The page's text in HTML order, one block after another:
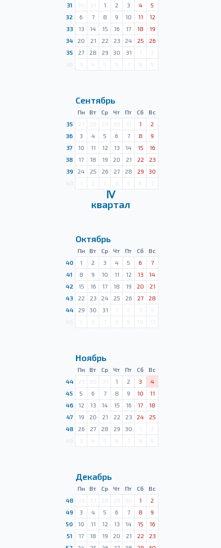
31
30 31 1 2 3 4
5
32
6 7 8 9 10 11
12
33
13 14 15 16 17 18
19
34
20 21 22 23 24 25
26
35
27 28 29 30 31 1
2
3 4 5 6 7 8 9
Сентябрь
Пн Вт Ср Чт Пт Сб
Вс
35
27 28 29 30 31 1
2
36
3 4 5 6 7 8
9
37
10 11 12 13 14 15
16
38
17 18 19 20 21 22
23
39
24 25 26 27 28 29
30
1 2 3 4 5 6 7
Ⅳ
квартал
Октябрь
Пн Вт Ср Чт Пт Сб
Вс
40
1 2 3 4 5 6
7
41
8 9 10 11 12 13
14
42
15 16 17 18 19 20
21
43
22 23 24 25 26 27
28
44
29 30 31 1 2 3
4
5 6 7 8 9 10 11
Ноябрь
Пн Вт Ср Чт Пт Сб
Вс
44
29 30 31 1 2 3
4
45
5 6 7 8 9 10
11
46
12 13 14 15 16 17
18
47
19 20 21 22 23 24
25
48
26 27 28 29 30 1
2
3 4 5 6 7 8 9
Декабрь
Пн Вт Ср Чт Пт Сб
Вс
48
26 27 28 29 30 1
2
49
3 4 5 6 7 8
9
50
10 11 12 13 14 15
16
51
17 18 19 20 21 22
23